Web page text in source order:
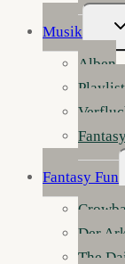
Musik
Alben
Fantasy Fun
Der
The